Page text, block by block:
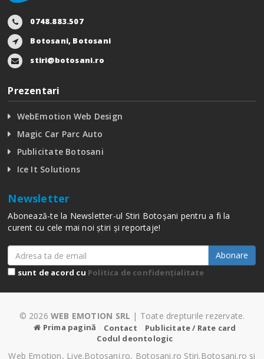
0748.883.507
Botosani, Botosani
stiri@botosani.ro
Prezentari
WebEmotion Web Design
Magic Car Parc Auto
Publicitate Botosani
Ice It Solutions
Newsletter
Abonează-te la Newsletter-ul Stiri Botoșani pentru a fi la
curent cu cele mai noi știri și reportaje!
Abonare
sunt de acord cu Politica de confidențialitate
© 2026 WEB EMOTION SRL | Toate drepturile rezervate.
Prima pagină Contact
Publicitate / Rate card
Codul deontologic
Web Emotion, Live.Botosani.ro, Botosani.ro Stiri.Botosani.ro si